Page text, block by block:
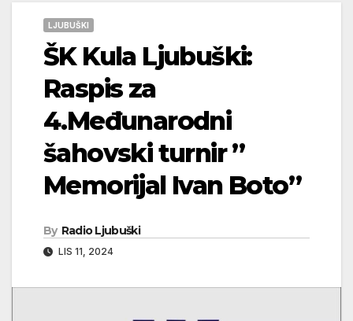
LJUBUŠKI
ŠK Kula Ljubuški:
Raspis za
4.Međunarodni
šahovski turnir ”
Memorijal Ivan Boto”
By Radio Ljubuški
LIS 11, 2024